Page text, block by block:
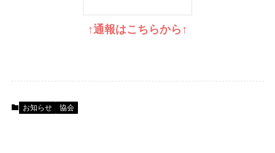
↑通報はこちらから↑
お知らせ 協会